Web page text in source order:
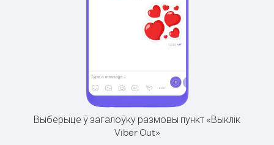
Выберыце ў загалоўку размовы пункт «Выклік
Viber Out»